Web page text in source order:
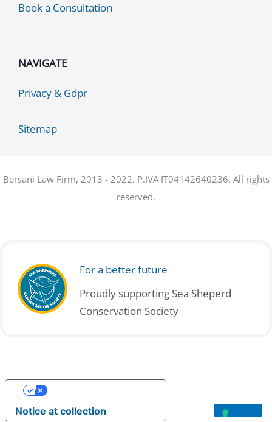
Book a Consultation
NAVIGATE
Privacy & Gdpr
Sitemap
Bersani Law Firm, 2013 - 2022. P.IVA IT04142640236. All rights
reserved.
For a better future
Proudly supporting Sea Sheperd
Conservation Society
Notice at collection
Your Privacy Choices